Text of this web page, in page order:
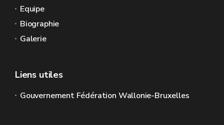
Equipe
Biographie
Galerie
Liens utiles
Gouvernement Fédération Wallonie-Bruxelles